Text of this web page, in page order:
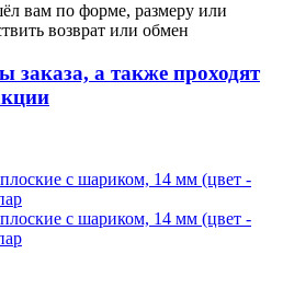
вам по форме, размеру или
возврат или обмен
заказа, а также проходят